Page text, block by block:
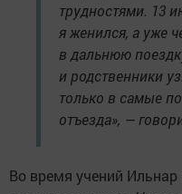
трудностями. 13
я женился, а уже
в дальнюю
и родственники
только в самые
отъезда», —
Во время учений Ильнар